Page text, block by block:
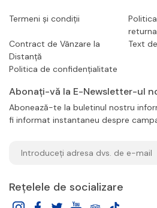
Termeni și condiții
Contract de Vânzare la
Distanță
Text
Politica de confidențialitate
Abonați-vă la E-Newsletter-ul
Abonează-te la buletinul nostru
fi informat instantaneu despre
Rețelele de socializare